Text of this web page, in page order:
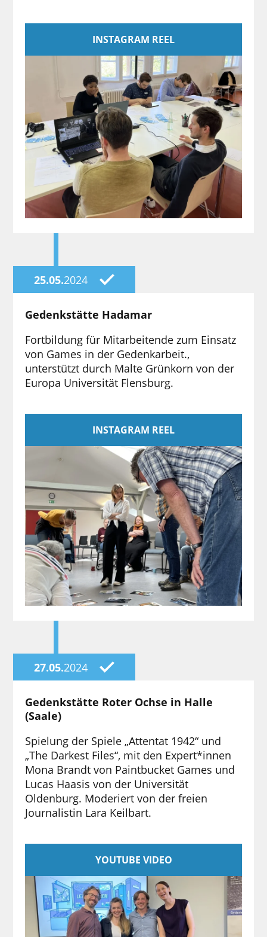
INSTAGRAM REEL
25.05.2024
Gedenkstätte Hadamar
Fortbildung für Mitarbeitende zum Einsatz
von Games in der Gedenkarbeit.,
unterstützt durch Malte Grünkorn von der
Europa Universität Flensburg.
INSTAGRAM REEL
27.05.2024
Gedenkstätte Roter Ochse in Halle
(Saale)
Spielung der Spiele „Attentat 1942“ und
„The Darkest Files“, mit den Expert*innen
Mona Brandt von Paintbucket Games und
Lucas Haasis von der Universität
Oldenburg. Moderiert von der freien
Journalistin Lara Keilbart.
YOUTUBE VIDEO